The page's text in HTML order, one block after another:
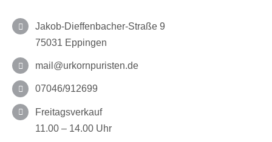
Jakob-Dieffenbacher-Straße 9
75031 Eppingen
mail@urkornpuristen.de
07046/912699
Freitagsverkauf
11.00 – 14.00 Uhr